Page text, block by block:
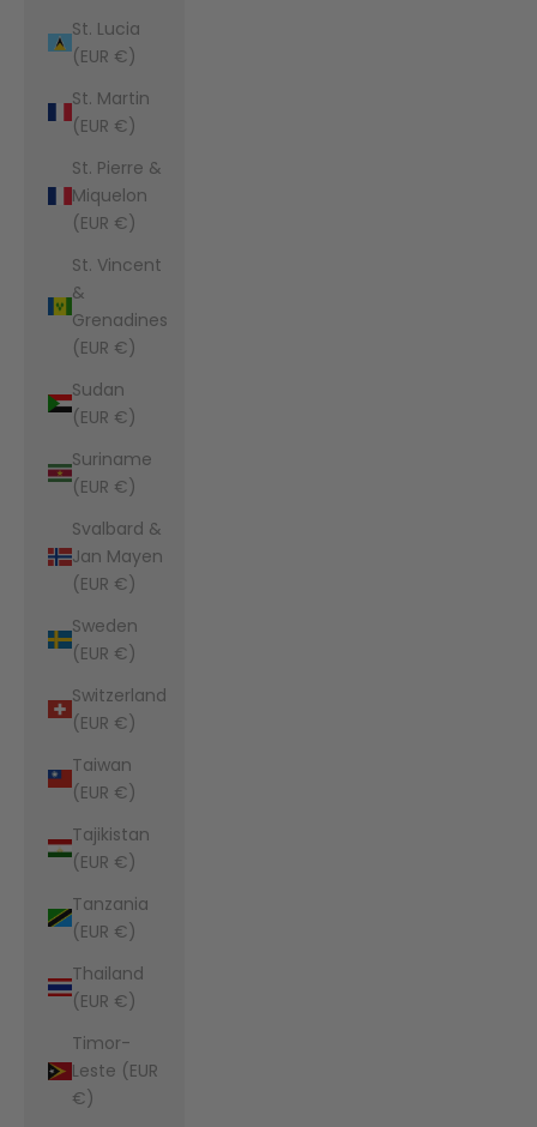
St. Lucia
(EUR €)
St. Martin
(EUR €)
St. Pierre &
Miquelon
(EUR €)
St. Vincent
&
Grenadines
(EUR €)
Sudan
(EUR €)
Suriname
(EUR €)
Svalbard &
Jan Mayen
(EUR €)
Sweden
(EUR €)
Switzerland
(EUR €)
Taiwan
(EUR €)
Tajikistan
(EUR €)
Tanzania
(EUR €)
Thailand
(EUR €)
Timor-
Leste (EUR
€)